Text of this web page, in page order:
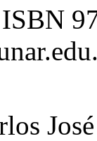
ISBN